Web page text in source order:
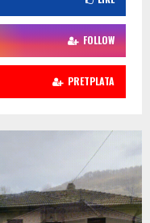
FOLLOW
PRETPLATA